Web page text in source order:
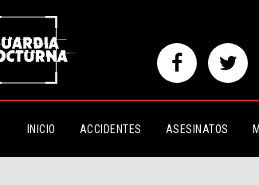
INICIO ACCIDENTES ASESINATOS
Menor de 17 años resulta